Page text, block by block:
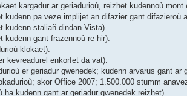
kargadur ar geriadurioù, reizhet kudennoù mont
kudenn pa veze implijet an difazier gant difazieroù
kudenn staliañ dindan Vista).
gant frazennoù re hir).
klokaet).
kevreadurel enkorfet da vat).
er geriadur gwenedek; kudenn arvarus gant ar
skor Office 2007; 1.500.000 stumm
kudenn gant ar geriadur gwenedek reizhet).